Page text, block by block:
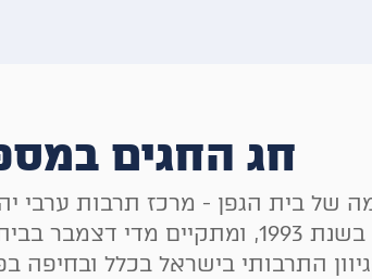
חג החגים
של בית הגפן - מרכז תרבות ערבי
בשנת 1993, ומתקיים מדי דצמבר בבית הגפן והסביבה.
התרבותי בישראל בכלל ובחיפה